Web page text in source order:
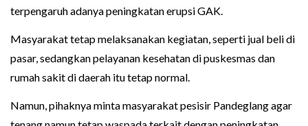
terpengaruh adanya peningkatan erupsi GAK.
Masyarakat tetap melaksanakan kegiatan, seperti jual beli di
pasar, sedangkan pelayanan kesehatan di puskesmas dan
rumah sakit di daerah itu tetap normal.
Namun, pihaknya minta masyarakat pesisir Pandeglang agar